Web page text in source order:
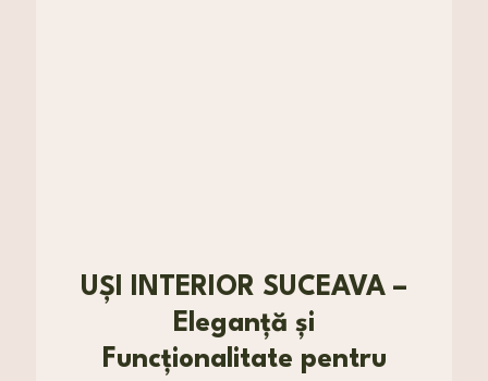
UȘI INTERIOR SUCEAVA –
Eleganță și
Funcționalitate pentru